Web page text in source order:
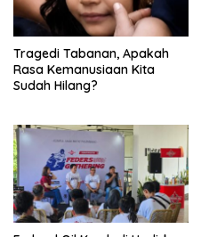
Tragedi Tabanan, Apakah
Rasa Kemanusiaan Kita
Sudah Hilang?